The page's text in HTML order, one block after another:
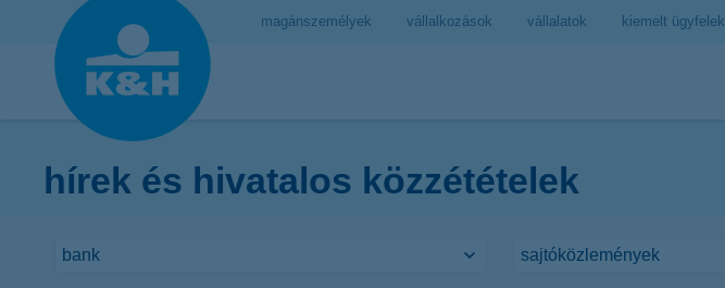
magánszemélyek vállalkozások vállalatok kiemelt ügyfelek
hírek és hivatalos közzétételek